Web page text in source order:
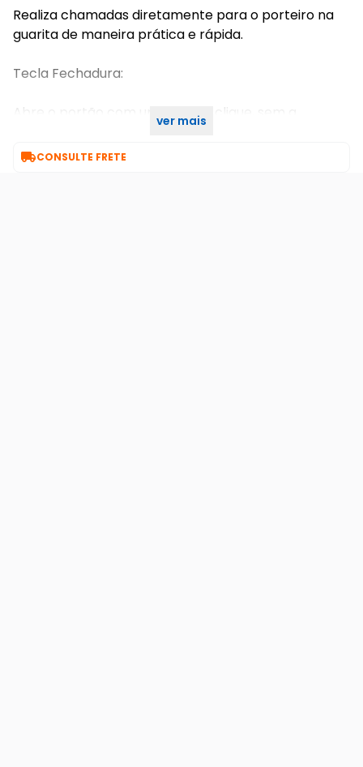
Realiza chamadas diretamente para o porteiro na
guarita de maneira prática e rápida.
Tecla Fechadura:
Abre o portão com um simples clique, sem a
ver mais
CONSULTE FRETE